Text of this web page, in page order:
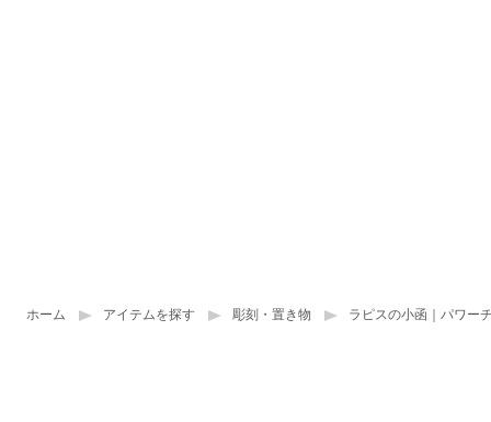
ホーム アイテムを探す 彫刻・置き物 ラピスの小函｜パワー